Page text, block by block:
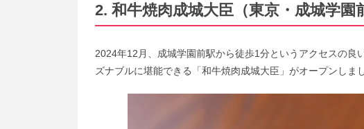
2. 和牛焼肉成城大臣（東京・成城学園
2024年12月、成城学園前駅から徒歩1分というアクセスの
ズナブルに堪能できる「和牛焼肉成城大臣」がオープンしまし